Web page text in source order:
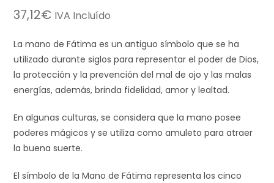
37,12€ IVA Incluído
La mano de Fátima es un antiguo símbolo que se ha
utilizado durante siglos para representar el poder de Dios,
la protección y la prevención del mal de ojo y las malas
energías, además, brinda fidelidad, amor y lealtad.
En algunas culturas, se considera que la mano posee
poderes mágicos y se utiliza como amuleto para atraer
la buena suerte.
El símbolo de la Mano de Fátima representa los cinco